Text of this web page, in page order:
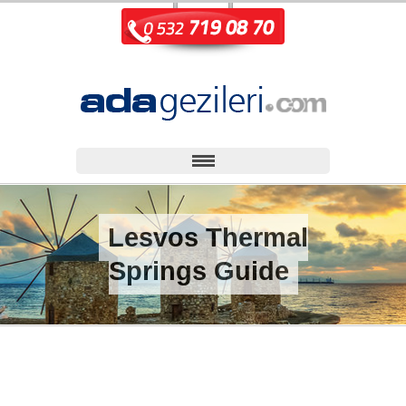
Lesvos Thermal
Springs Guide